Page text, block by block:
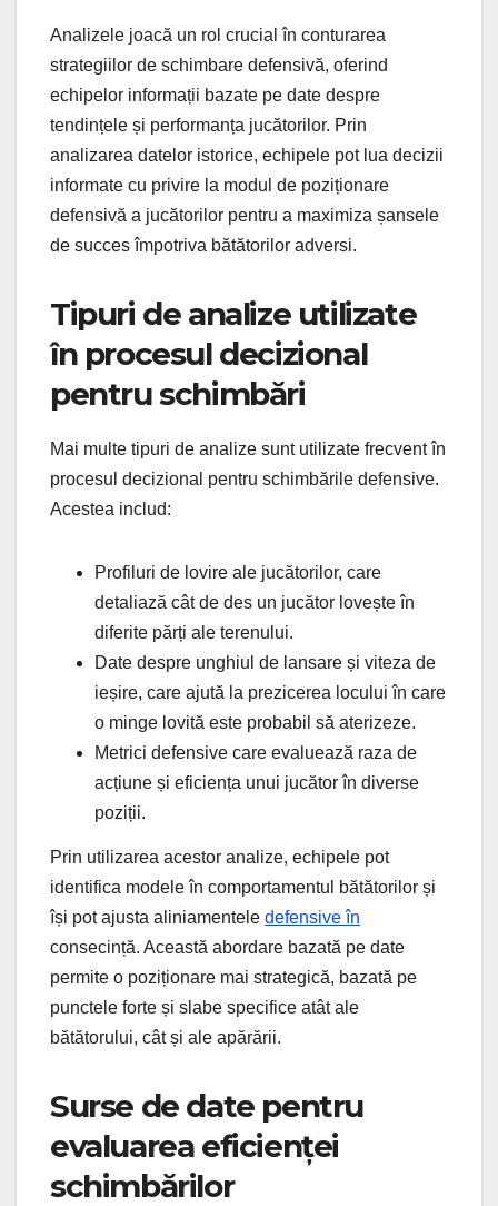
Analizele joacă un rol crucial în conturarea
strategiilor de schimbare defensivă, oferind
echipelor informații bazate pe date despre
tendințele și performanța jucătorilor. Prin
analizarea datelor istorice, echipele pot lua decizii
informate cu privire la modul de poziționare
defensivă a jucătorilor pentru a maximiza șansele
de succes împotriva bătătorilor adversi.
Tipuri de analize utilizate
în procesul decizional
pentru schimbări
Mai multe tipuri de analize sunt utilizate frecvent în
procesul decizional pentru schimbările defensive.
Acestea includ:
Profiluri de lovire ale jucătorilor, care
detaliază cât de des un jucător lovește în
diferite părți ale terenului.
Date despre unghiul de lansare și viteza de
ieșire, care ajută la prezicerea locului în care
o minge lovită este probabil să aterizeze.
Metrici defensive care evaluează raza de
acțiune și eficiența unui jucător în diverse
poziții.
Prin utilizarea acestor analize, echipele pot
identifica modele în comportamentul bătătorilor și
își pot ajusta aliniamentele defensive în
consecință. Această abordare bazată pe date
permite o poziționare mai strategică, bazată pe
punctele forte și slabe specifice atât ale
bătătorului, cât și ale apărării.
Surse de date pentru
evaluarea eficienței
schimbărilor